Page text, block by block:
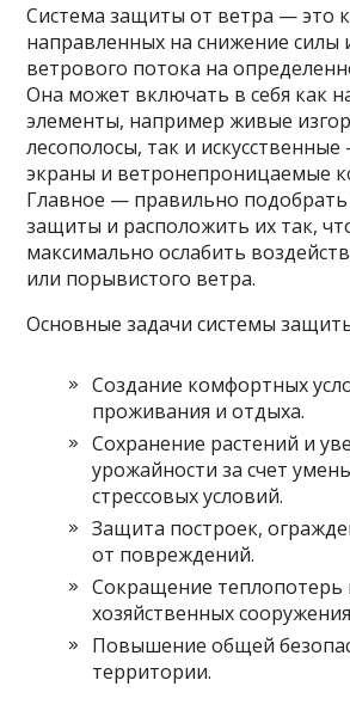
Система защиты от ветра — это
направленных на снижение силы
ветрового потока на
Она может включать в себя как
элементы, например живые
лесополосы, так и
экраны и ветронепроницаемые
Главное — правильно подобрать
защиты и расположить их так,
максимально ослабить
или порывистого ветра.
Основные задачи системы
Создание комфортных
проживания и отдыха.
Сохранение растений и
урожайности за счет
стрессовых условий.
Защита построек,
от повреждений.
Сокращение теплопотерь
хозяйственных
Повышение общей
территории.